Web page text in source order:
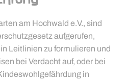
am Hochwald e.V., sind
aufgerufen,
Leitlinien zu formulieren und
bei Verdacht auf, oder bei
in